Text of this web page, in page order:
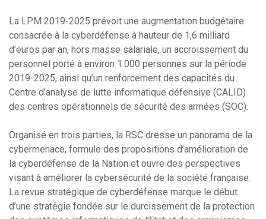
La LPM 2019-2025 prévoit une augmentation budgétaire
consacrée à la cyberdéfense à hauteur de 1,6 milliard
d’euros par an, hors masse salariale, un accroissement du
personnel porté à environ 1.000 personnes sur la période
2019-2025, ainsi qu’un renforcement des capacités du
Centre d’analyse de lutte informatique défensive (CALID)
des centres opérationnels de sécurité des armées (SOC).
Organisé en trois parties, la RSC dresse un panorama de la
cybermenace, formule des propositions d’amélioration de
la cyberdéfense de la Nation et ouvre des perspectives
visant à améliorer la cybersécurité de la société française.
La revue stratégique de cyberdéfense marque le début
d’une stratégie fondée sur le durcissement de la protection